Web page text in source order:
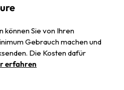
können Sie von Ihren
Gebrauch machen und
Die Kosten dafür
erfahren